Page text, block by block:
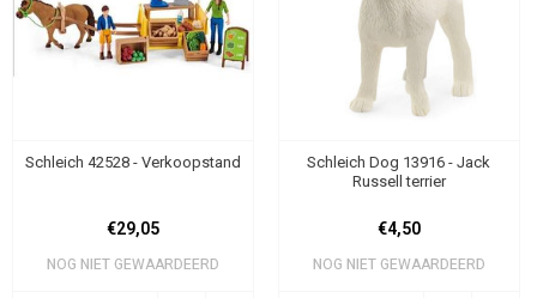
Schleich 42528 - Verkoopstand
€29,05
NOG NIET GEWAARDEERD
Schleich Dog 13916 - Jack
Russell terrier
€4,50
NOG NIET GEWAARDEERD